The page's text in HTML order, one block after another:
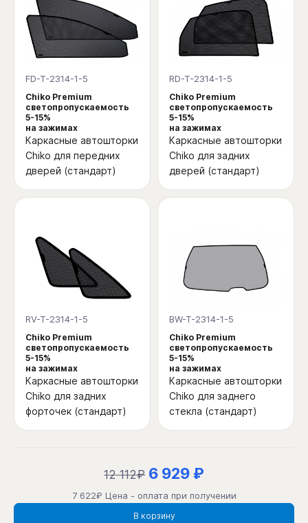
FD-T-2314-1-5
Chiko Premium
светопропускаемость
5-15%
на зажимах
Каркасные автошторки
Chiko для передних
дверей (стандарт)
RD-T-2314-1-5
Chiko Premium
светопропускаемость
5-15%
на зажимах
Каркасные автошторки
Chiko для задних
дверей (стандарт)
RV-T-2314-1-5
Chiko Premium
светопропускаемость
5-15%
на зажимах
Каркасные автошторки
Chiko для задних
форточек (стандарт)
BW-T-2314-1-5
Chiko Premium
светопропускаемость
5-15%
на зажимах
Каркасные автошторки
Chiko для заднего
стекла (стандарт)
12 112₽ 6 929 ₽
7 622₽ Цена - оплата при получении
В корзину